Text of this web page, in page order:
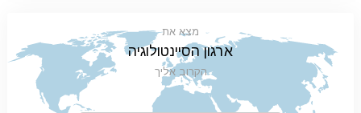
מצא את
ארגון הסיינטולוגיה
הקרוב אליך